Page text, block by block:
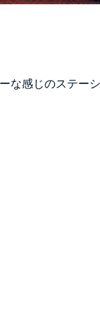
な感じのステー